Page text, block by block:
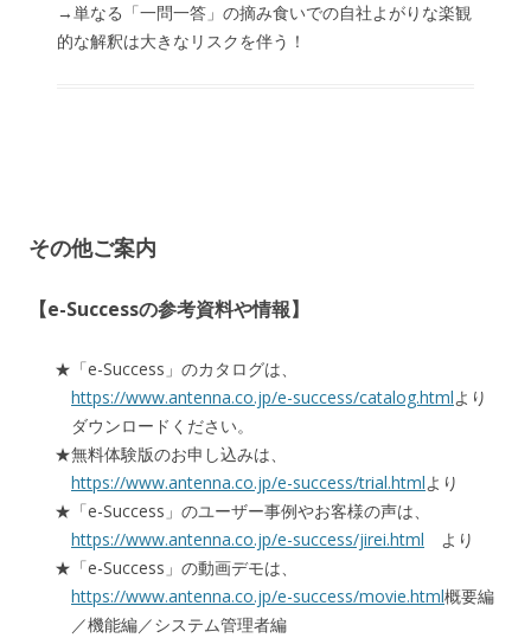
→単なる「一問一答」の摘み食いでの自社よがりな楽観
的な解釈は大きなリスクを伴う！
その他ご案内
【e-Successの参考資料や情報】
「e-Success」のカタログは、
https://www.antenna.co.jp/e-success/catalog.htmlより
ダウンロードください。
無料体験版のお申し込みは、
https://www.antenna.co.jp/e-success/trial.htmlより
「e-Success」のユーザー事例やお客様の声は、
https://www.antenna.co.jp/e-success/jirei.html より
「e-Success」の動画デモは、
https://www.antenna.co.jp/e-success/movie.html概要編
／機能編／システム管理者編